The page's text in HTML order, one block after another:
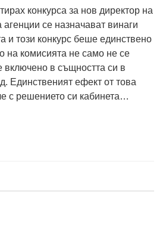
конкурса за нов директор на
се назначават винаги
и този конкурс беше единствено
на комисията не само не се
включено в същността си в
Единственият ефект от това
с решението си кабинета…